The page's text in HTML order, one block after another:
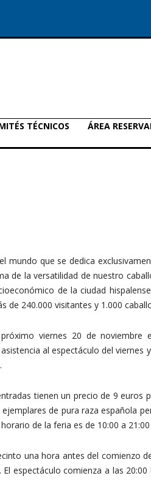
TÉCNICOS
ÁREA
mundo que se dedica
de la versatilidad de nuestro
de la ciudad
240.000 visitantes y 1.000
viernes 20 de noviembre
al espectáculo del viernes
tienen un precio de 9 euros
de pura raza española
de la feria es de 10:00 a
una hora antes del comienzo
espectáculo comienza a las